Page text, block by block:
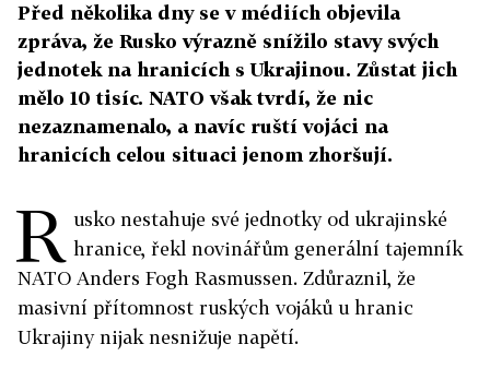
Před několika dny se v médiích objevila
zpráva, že Rusko výrazně snížilo stavy svých
jednotek na hranicích s Ukrajinou. Zůstat jich
mělo 10 tisíc. NATO však tvrdí, že nic
nezaznamenalo, a navíc ruští vojáci na
hranicích celou situaci jenom zhoršují.
R usko nestahuje své jednotky od ukrajinské
hranice, řekl novinářům generální tajemník
NATO Anders Fogh Rasmussen. Zdůraznil, že
masivní přítomnost ruských vojáků u hranic
Ukrajiny nijak nesnižuje napětí.